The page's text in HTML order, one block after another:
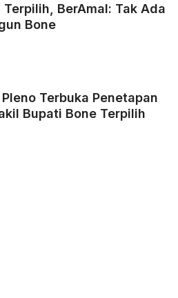
BerAmal: Tak Ada
Bone
Terbuka Penetapan
Bupati Bone Terpilih